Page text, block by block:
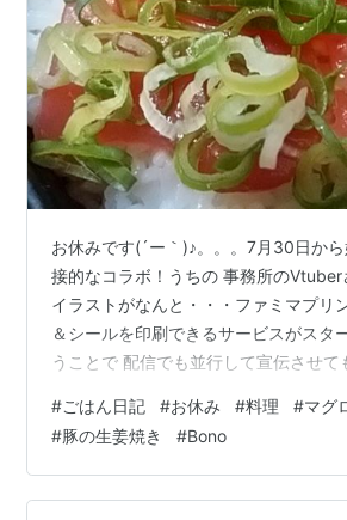
お休みです(´ー｀)♪。。。7月30日か
接的なコラボ！うちの 事務所のVtuber
イラストがなんと・・・ファミマプリ
＆シールを印刷できるサービスがスタ
うことで 配信でも並行して宣伝させて
い♪ ８月５日（夜ごはん）・・・わか
（59kcal）・・178円 白米（534kcal
ダ（65kcal）・・40円 とんこつラー
（443kcal）・・204円 マグロのお刺
#ごはん日記 #お休み #料理 #マグ
#豚の生姜焼き #Bono